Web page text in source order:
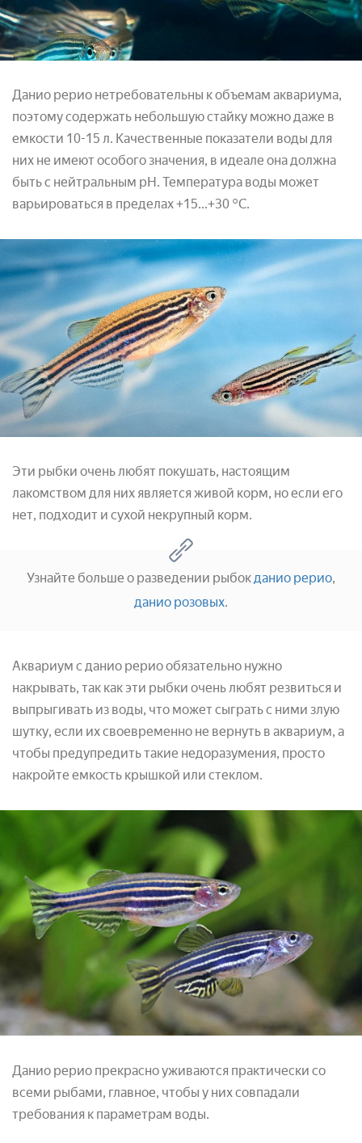
Данио рерио нетребовательны к объемам аквариума,
поэтому содержать небольшую стайку можно даже в
емкости 10-15 л. Качественные показатели воды для
них не имеют особого значения, в идеале она должна
быть с нейтральным pH. Температура воды может
варьироваться в пределах +15...+30 °С.
Эти рыбки очень любят покушать, настоящим
лакомством для них является живой корм, но если его
нет, подходит и сухой некрупный корм.
Узнайте больше о разведении рыбокданио рерио,
данио розовых.
Аквариум с данио рерио обязательно нужно
накрывать, так как эти рыбки очень любят резвиться и
выпрыгивать из воды, что может сыграть с ними злую
шутку, если их своевременно не вернуть в аквариум, а
чтобы предупредить такие недоразумения, просто
накройте емкость крышкой или стеклом.
Данио рерио прекрасно уживаются практически со
всеми рыбами, главное, чтобы у них совпадали
требования к параметрам воды.